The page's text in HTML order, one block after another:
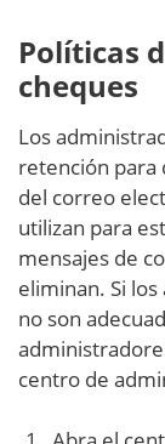
Políticas
cheques
Los
retención para
del correo
utilizan para
mensajes de
eliminan. Si
no son
centro de